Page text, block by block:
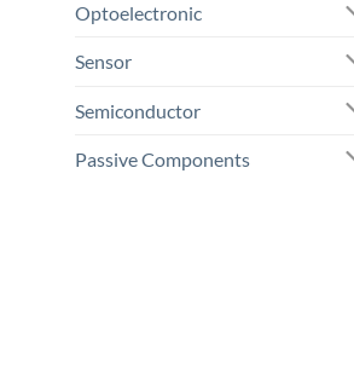
Optoelectronic
Sensor
Semiconductor
Passive Components